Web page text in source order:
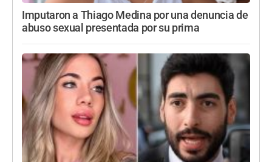
Imputaron a Thiago Medina por una denuncia de
abuso sexual presentada por su prima